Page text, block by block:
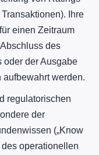
Ihre
einen Zeitraum
des
oder der Ausgabe
aufbewahrt werden.
regulatorischen
der
(„Know
des operationellen